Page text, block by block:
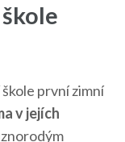
první zimní
v jejích